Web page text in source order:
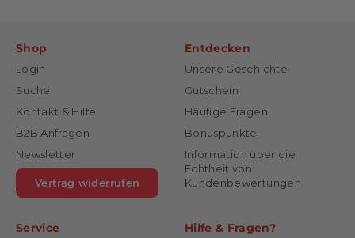
Shop
Login
Suche
Kontakt & Hilfe
B2B Anfragen
Newsletter
Vertrag widerrufen
Entdecken
Unsere Geschichte
Gutschein
Häufige Fragen
Bonuspunkte
Information über die
Echtheit von
Kundenbewertungen
Service
Hilfe & Fragen?